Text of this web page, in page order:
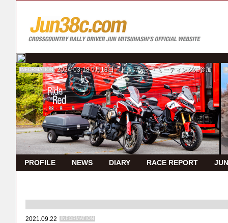
INFORMATION 2024-03-18 5月18日 ドゥカティ・ミーティングに参加
PROFILE NEWS DIARY RACE REPORT
2021.09.22 INFORMATION